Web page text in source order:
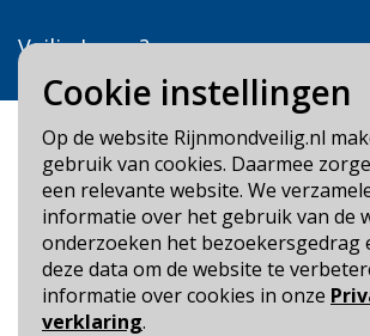
Cookie instellingen
Op de website Rijnmondveilig.nl
gebruik van cookies. Daarmee
een relevante website. We
informatie over het gebruik van de
onderzoeken het bezoekersgedrag
deze data om de website te
informatie over cookies in onze
verklaring.
Veilig Leven?
Bel 0900-8387
Blijf op de hoogte
Cookie- en Privacybeleid
Toegankelijkheid